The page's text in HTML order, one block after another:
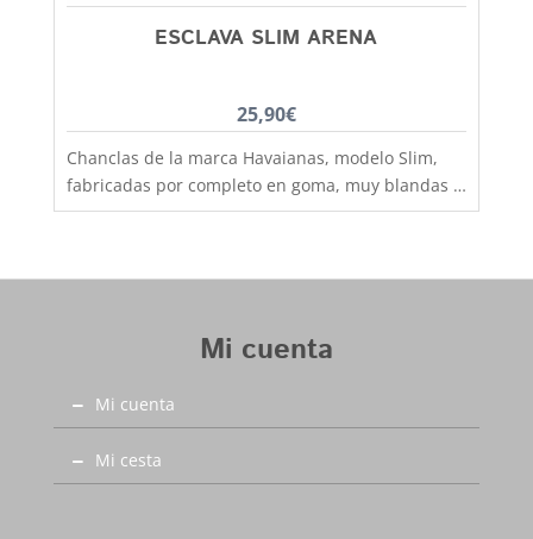
ESCLAVA SLIM ARENA
25,90€
Chanclas de la marca Havaianas, modelo Slim,
fabricadas por completo en goma, muy blandas y
cómodas a la par que resistentes, tira fina con
Recuerda que la marca Havaiana viene con tallas
deberias de sumarle 2 números, así el 35-36
brasileño corresponde al 37-38 español. El rango
de tallas de este modelo es de la 35 hasta la 41 y
aquí en Capitán Malaspina más bonitas y más
Mi cuenta
Mi cuenta
Mi cesta